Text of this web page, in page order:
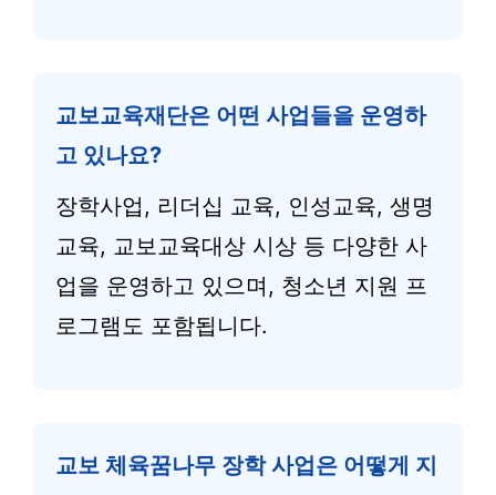
교보교육재단은 어떤 사업들을 운영하
고 있나요?
장학사업, 리더십 교육, 인성교육, 생명
교육, 교보교육대상 시상 등 다양한 사
업을 운영하고 있으며, 청소년 지원 프
로그램도 포함됩니다.
교보 체육꿈나무 장학 사업은 어떻게 지